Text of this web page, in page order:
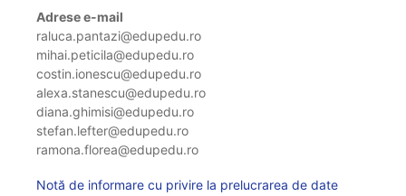
Adrese e-mail
raluca.pantazi@edupedu.ro
mihai.peticila@edupedu.ro
costin.ionescu@edupedu.ro
alexa.stanescu@edupedu.ro
diana.ghimisi@edupedu.ro
stefan.lefter@edupedu.ro
ramona.florea@edupedu.ro
Notă de informare cu privire la prelucrarea de date